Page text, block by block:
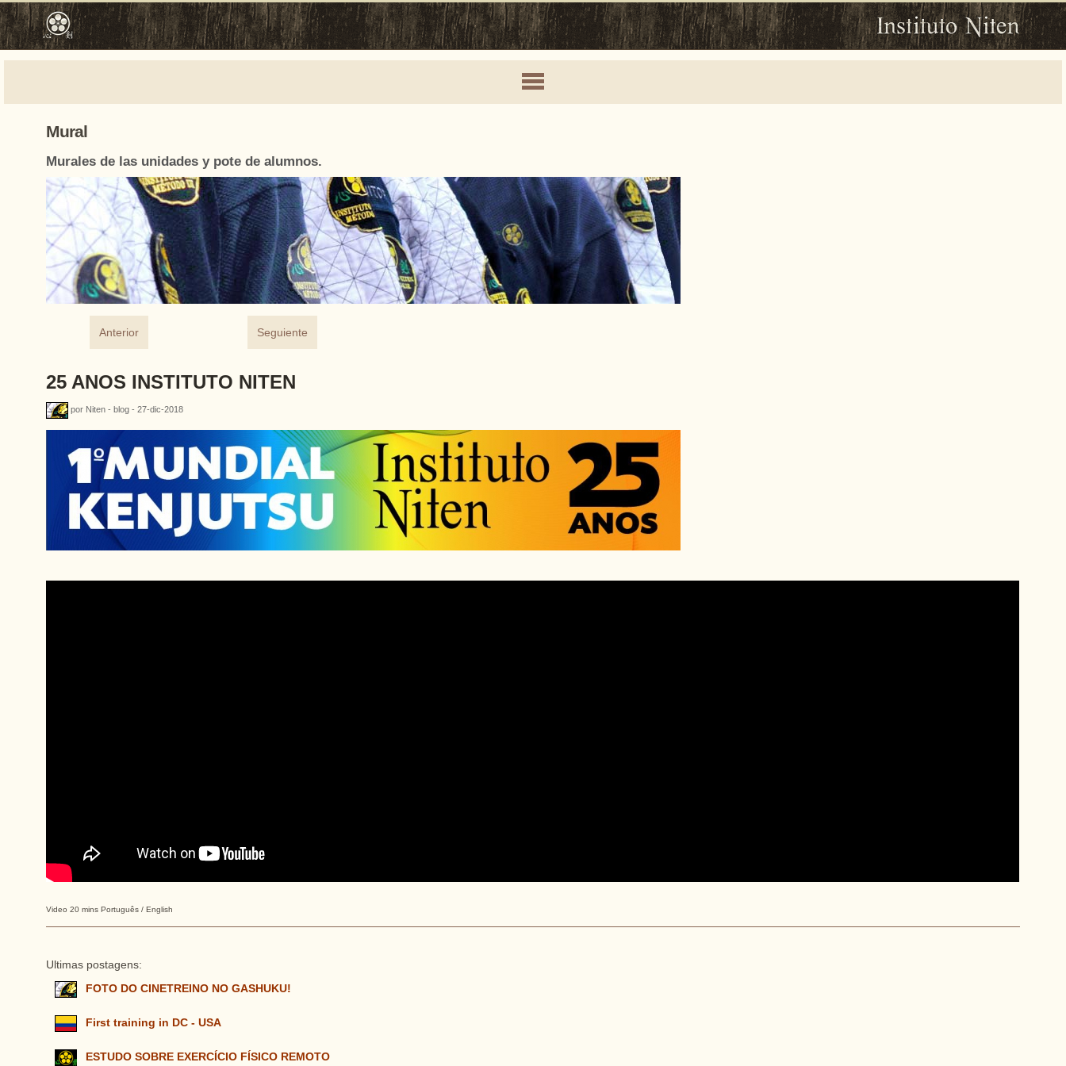
Mural
Murales de las unidades y pote de alumnos.
Anterior Seguiente
25 ANOS INSTITUTO NITEN
por Niten - blog - 27-dic-2018
Video 20 mins Português / English
Ultimas postagens:
FOTO DO CINETREINO NO GASHUKU!
First training in DC - USA
ESTUDO SOBRE EXERCÍCIO FÍSICO REMOTO